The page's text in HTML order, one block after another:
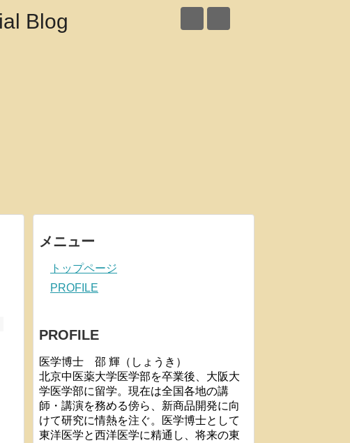
メニュー
トップページ
PROFILE
PROFILE
医学博士 邵 輝（しょうき）
北京中医薬大学医学部を卒業後、大阪大
学医学部に留学。現在は全国各地の講
師・講演を務める傍ら、新商品開発に向
けて研究に情熱を注ぐ。医学博士として
東洋医学と西洋医学に精通し、将来の東